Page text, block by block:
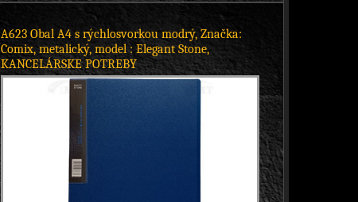
A623 Obal A4 s rýchlosvorkou modrý, Značka:
Comix, metalický, model : Elegant Stone,
KANCELÁRSKE POTREBY